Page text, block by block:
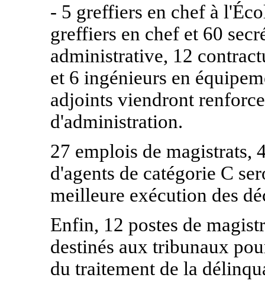
- 5 greffiers en chef à
greffiers en chef et 60
administrative, 12
et 6 ingénieurs en
adjoints viendront
d'administration.
27 emplois de magistrats,
d'agents de catégorie C
meilleure exécution des
Enfin, 12 postes de
destinés aux tribunaux
du traitement de la